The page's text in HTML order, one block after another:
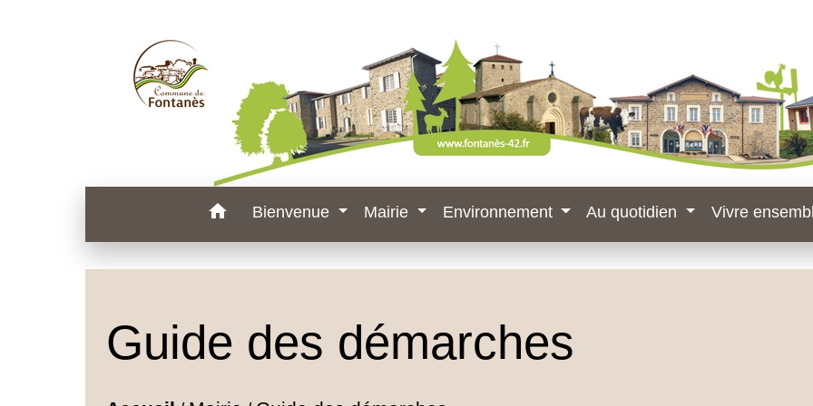
home Bienvenue Mairie Environnement Au quotidien Vivre
Guide des démarches